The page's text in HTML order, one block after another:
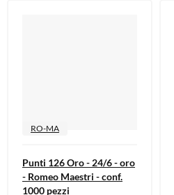
RO-MA
Punti 126 Oro - 24/6 - oro
- Romeo Maestri - conf.
1000 pezzi